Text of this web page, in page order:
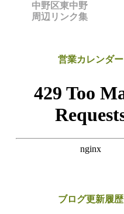
中野区東中野
周辺リンク集
営業カレンダー
ブログ更新履歴